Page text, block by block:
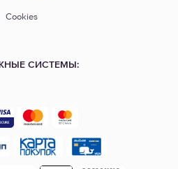
Cookies
СИСТЕМЫ: